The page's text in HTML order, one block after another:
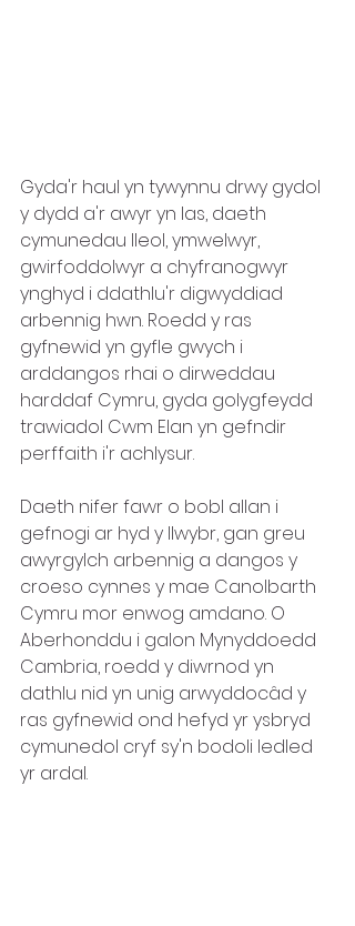
Gyda'r haul yn tywynnu drwy gydol
y dydd a'r awyr yn las, daeth
cymunedau lleol, ymwelwyr,
gwirfoddolwyr a chyfranogwyr
ynghyd i ddathlu'r digwyddiad
arbennig hwn. Roedd y ras
gyfnewid yn gyfle gwych i
arddangos rhai o dirweddau
harddaf Cymru, gyda golygfeydd
trawiadol Cwm Elan yn gefndir
perffaith i'r achlysur.
Daeth nifer fawr o bobl allan i
gefnogi ar hyd y llwybr, gan greu
awyrgylch arbennig a dangos y
croeso cynnes y mae Canolbarth
Cymru mor enwog amdano. O
Aberhonddu i galon Mynyddoedd
Cambria, roedd y diwrnod yn
dathlu nid yn unig arwyddocâd y
ras gyfnewid ond hefyd yr ysbryd
cymunedol cryf sy'n bodoli ledled
yr ardal.